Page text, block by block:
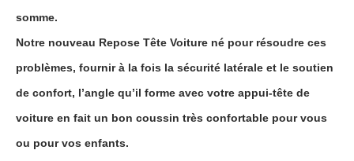
somme.
Notre nouveau Repose Tête Voiture né pour résoudre ces
problèmes, fournir à la fois la sécurité latérale et le soutien
de confort, l’angle qu’il forme avec votre appui-tête de
voiture en fait un bon coussin très confortable pour vous
ou pour vos enfants.